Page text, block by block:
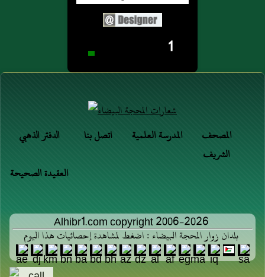
1
الدفتر الذهبي اتصل بنا المدرسة العلمية
المصحف
الشريف
العقيدة الصحيحة
Alhibr1.com copyright 2006-2026
بلدان زوار المحجة البيضاء : اضغط لمشاهدة إحصائيات هذا اليوم